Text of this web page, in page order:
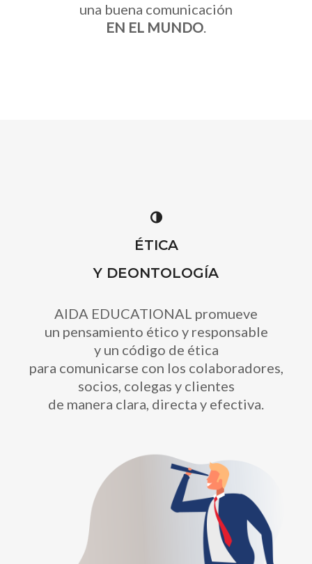
una buena comunicación
EN EL MUNDO.
ÉTICA
Y DEONTOLOGÍA
AIDA EDUCATIONAL promueve
un pensamiento ético y responsable
y un código de ética
para comunicarse con los colaboradores,
socios, colegas y clientes
de manera clara, directa y efectiva.